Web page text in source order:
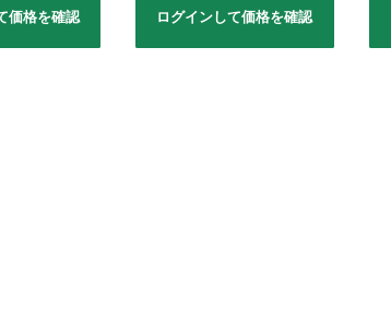
価格を確認 ログインして価格を確認